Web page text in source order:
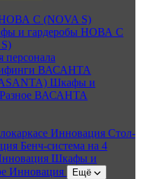
С (NOVA S)
и гардеробы НОВА С
ВАСАНТА
Шкафы и
Разное ВАСАНТА
Инновация Стол-
Бенч-система на 4
Шкафы и
Инновация Ещё